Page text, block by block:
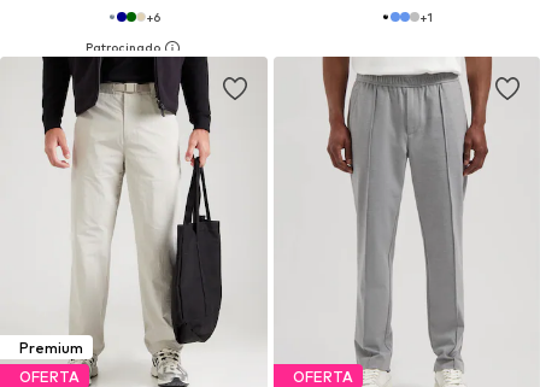
+6 +1
Premium
OFERTA
OFERTA